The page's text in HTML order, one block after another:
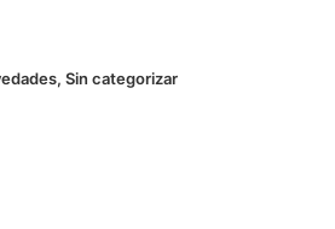
, Sin categorizar